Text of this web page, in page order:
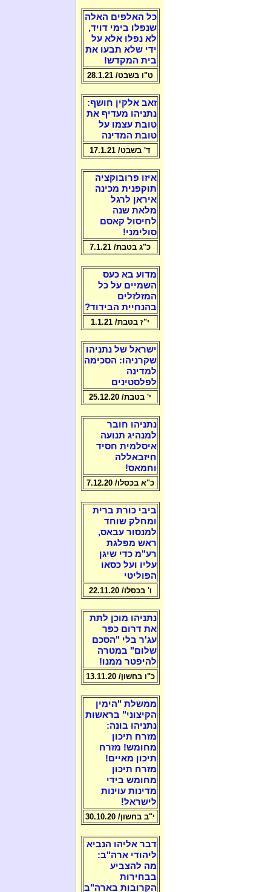
כל האלפים האלה
שנפלו בימי דויד,
לא נפלו אלא על
ידי שלא תבעו את
בית המקדש!
ט"ו בשבט/ 28.1.21
זאב אלקין חושף:
נתניהו מעדיף את
טובת עצמו על
טובת המדינה
ד' בשבט/ 17.1.21
איזו פרובוקציה
תוקפנית מכינה
איראן לרגל
מלאת שנה
לחיסול קאסם
סולימני!
כ"ג בטבת/ 7.1.21
מדוע בא כעס
השמיים על כל
המזלזלים
בהנחיית הבידוד?
י"ז בטבת/ 1.1.21
ישראל של נתניהו
שקרניהו: הסכימה
למדינה
לפלסטינים
י' בטבת/ 25.12.20
נתניהו חובר
למנהיג תנועה
איסלמית חסיד
חיזבאללה
וחמאס!
כ"א בכסלו/ 7.12.20
ביבי כורת ברית
ומחלק שוחד
למנסור עבאס,
ראש מפלגת
רע"מ כדי שיגן
עליו ועל כסאו
הפוליטי
ו' בכסלו/ 22.11.20
נתניהו מוכן לתת
את דרום כפר
עג'ר בלי "הסכם
שלום" במטרה
להיפטר ממנו!
כ"ו בחשון/ 13.11.20
ממשלת "הימין
הקיצוני" בראשות
נתניהו בונה:
מזרח תיכון
מחומש! מזרח
תיכון מאיים!
מזרח תיכון
מחומש בידי
מדינות עוינות
לישראל!
י"ב בחשון/ 30.10.20
דבר אליהו הנביא
ליהודי ארה"ב:
מה להצביע
בבחירות
הקרובות בארה"ב